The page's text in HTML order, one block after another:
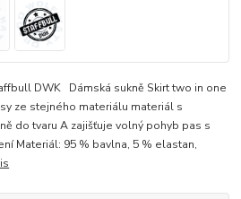
DWK Dámská sukně Skirt two in one
ze stejného materiálu materiál s
do tvaru A zajišťuje volný pohyb pas s
Materiál: 95 % bavlna, 5 % elastan,